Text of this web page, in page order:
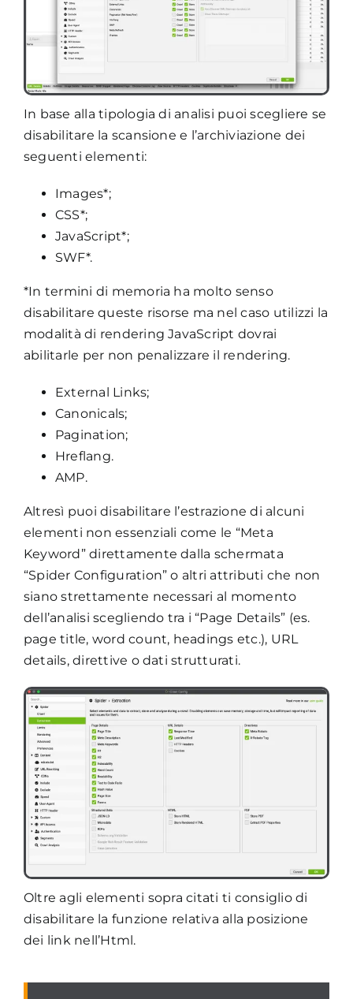
In base alla tipologia di analisi puoi scegliere se
disabilitare la scansione e l’archiviazione dei
seguenti elementi:
Images*;
CSS*;
JavaScript*;
SWF*.
*In termini di memoria ha molto senso
disabilitare queste risorse ma nel caso utilizzi la
modalità di rendering JavaScript dovrai
abilitarle per non penalizzare il rendering.
External Links;
Canonicals;
Pagination;
Hreflang.
AMP.
Altresì puoi disabilitare l’estrazione di alcuni
elementi non essenziali come le “Meta
Keyword” direttamente dalla schermata
“Spider Configuration” o altri attributi che non
siano strettamente necessari al momento
dell’analisi scegliendo tra i “Page Details” (es.
page title, word count, headings etc.), URL
details, direttive o dati strutturati.
Oltre agli elementi sopra citati ti consiglio di
disabilitare la funzione relativa alla posizione
dei link nell’Html.